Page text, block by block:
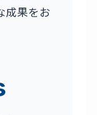
成果をお